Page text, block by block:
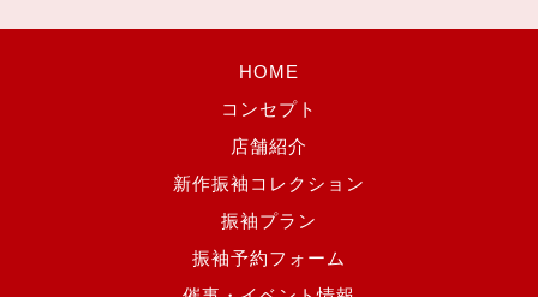
HOME
コンセプト
店舗紹介
新作振袖コレクション
振袖プラン
振袖予約フォーム